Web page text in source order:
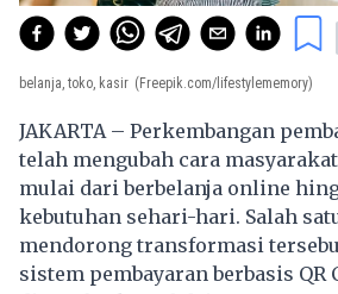
belanja, toko, kasir (Freepik.com/lifestylememory)
JAKARTA – Perkembangan
telah mengubah cara
mulai dari berbelanja online
kebutuhan sehari-hari. Salah
mendorong transformasi
sistem pembayaran berbasis QR